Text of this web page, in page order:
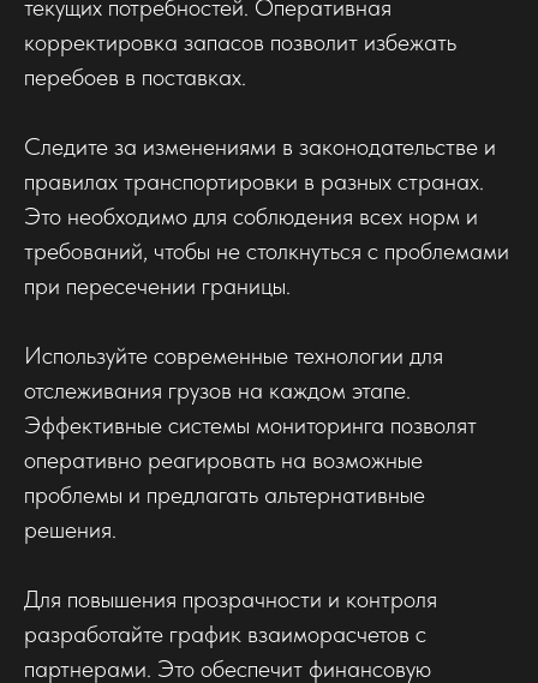
текущих потребностей. Оперативная
корректировка запасов позволит избежать
перебоев в поставках.
Следите за изменениями в законодательстве и
правилах транспортировки в разных странах.
Это необходимо для соблюдения всех норм и
требований, чтобы не столкнуться с проблемами
при пересечении границы.
Используйте современные технологии для
отслеживания грузов на каждом этапе.
Эффективные системы мониторинга позволят
оперативно реагировать на возможные
проблемы и предлагать альтернативные
решения.
Для повышения прозрачности и контроля
разработайте график взаиморасчетов с
партнерами. Это обеспечит финансовую